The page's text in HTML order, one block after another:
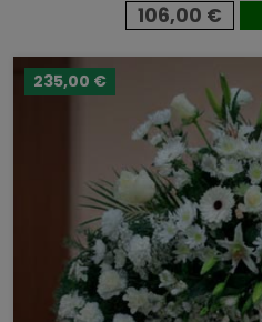
106,00 €
235,00 €